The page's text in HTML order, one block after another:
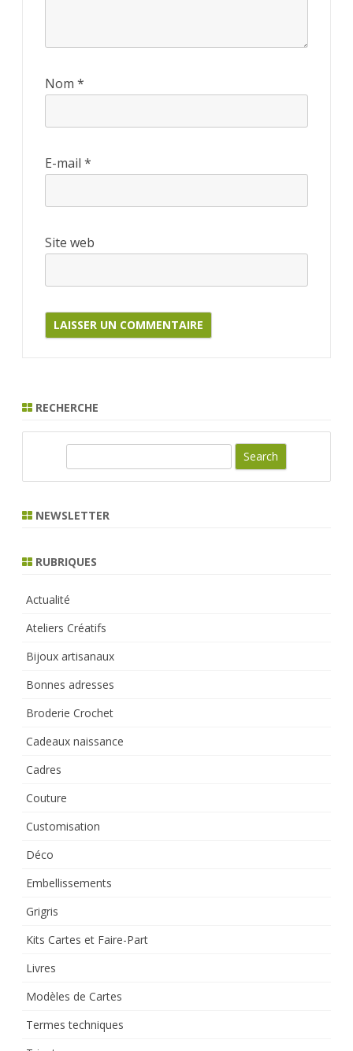
Nom *
E-mail *
Site web
RECHERCHE
r
NEWSLETTER
RUBRIQUES
Actualité
Ateliers Créatifs
Bijoux artisanaux
Bonnes adresses
Broderie Crochet
Cadeaux naissance
Cadres
Couture
Customisation
Déco
Embellissements
Grigris
Kits Cartes et Faire-Part
Livres
Modèles de Cartes
Termes techniques